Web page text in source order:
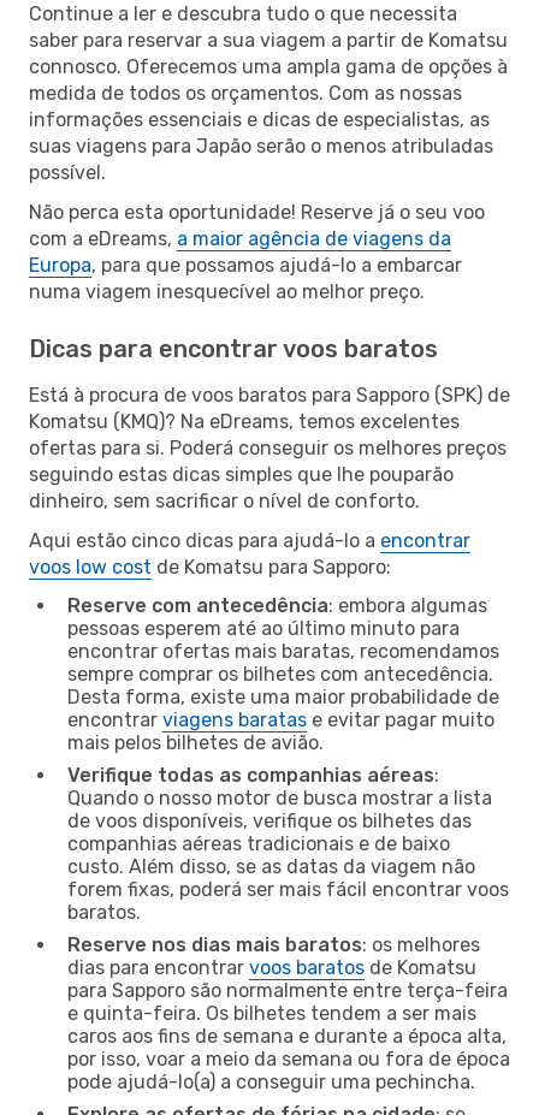
Continue a ler e descubra tudo o que necessita
saber para reservar a sua viagem a partir de Komatsu
connosco. Oferecemos uma ampla gama de opções à
medida de todos os orçamentos. Com as nossas
informações essenciais e dicas de especialistas, as
suas viagens para Japão serão o menos atribuladas
possível.
Não perca esta oportunidade! Reserve já o seu voo
com a eDreams, a maior agência de viagens da
Europa, para que possamos ajudá-lo a embarcar
numa viagem inesquecível ao melhor preço.
Dicas para encontrar voos baratos
Está à procura de voos baratos para Sapporo (SPK) de
Komatsu (KMQ)? Na eDreams, temos excelentes
ofertas para si. Poderá conseguir os melhores preços
seguindo estas dicas simples que lhe pouparão
dinheiro, sem sacrificar o nível de conforto.
Aqui estão cinco dicas para ajudá-lo a encontrar
voos low cost de Komatsu para Sapporo:
Reserve com antecedência: embora algumas
pessoas esperem até ao último minuto para
encontrar ofertas mais baratas, recomendamos
sempre comprar os bilhetes com antecedência.
Desta forma, existe uma maior probabilidade de
encontrar viagens baratas e evitar pagar muito
mais pelos bilhetes de avião.
Verifique todas as companhias aéreas:
Quando o nosso motor de busca mostrar a lista
de voos disponíveis, verifique os bilhetes das
companhias aéreas tradicionais e de baixo
custo. Além disso, se as datas da viagem não
forem fixas, poderá ser mais fácil encontrar voos
baratos.
Reserve nos dias mais baratos: os melhores
dias para encontrar voos baratos de Komatsu
para Sapporo são normalmente entre terça-feira
e quinta-feira. Os bilhetes tendem a ser mais
caros aos fins de semana e durante a época alta,
por isso, voar a meio da semana ou fora de época
pode ajudá-lo(a) a conseguir uma pechincha.